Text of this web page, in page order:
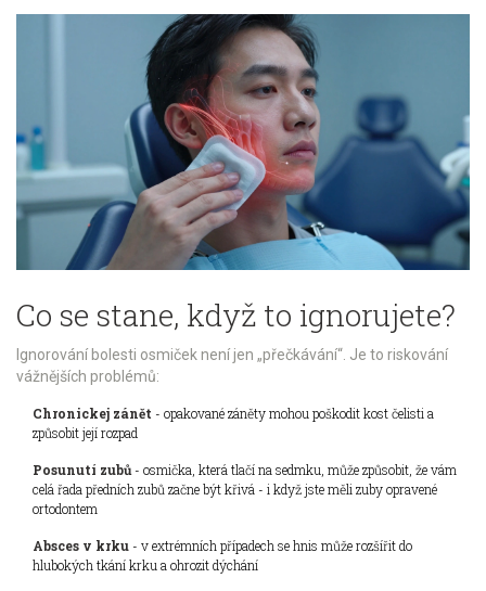
Co se stane, když to ignorujete?
Ignorování bolesti osmiček není jen „přečkávání“. Je to riskování
vážnějších problémů:
Chronickej zánět - opakované záněty mohou poškodit kost čelisti a
způsobit její rozpad
Posunutí zubů - osmička, která tlačí na sedmku, může způsobit, že vám
celá řada předních zubů začne být křivá - i když jste měli zuby opravené
ortodontem
Absces v krku - v extrémních případech se hnis může rozšířit do
hlubokých tkání krku a ohrozit dýchání